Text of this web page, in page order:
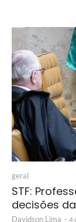
geral
STF:
decisões
Davidson Lima - 4